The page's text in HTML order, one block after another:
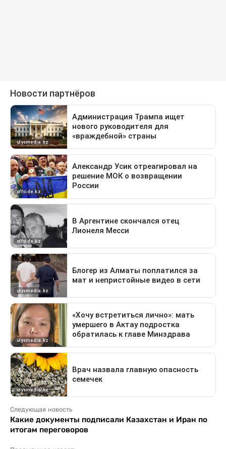
Следующая новость
Какие документы подписали Казахстан и Иран по
итогам переговоров